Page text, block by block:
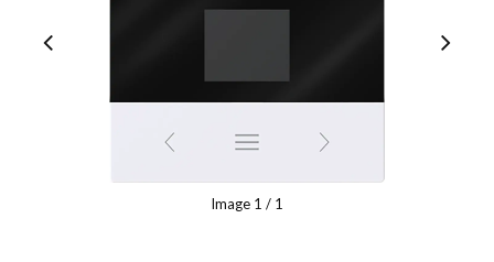
Image 1 / 1